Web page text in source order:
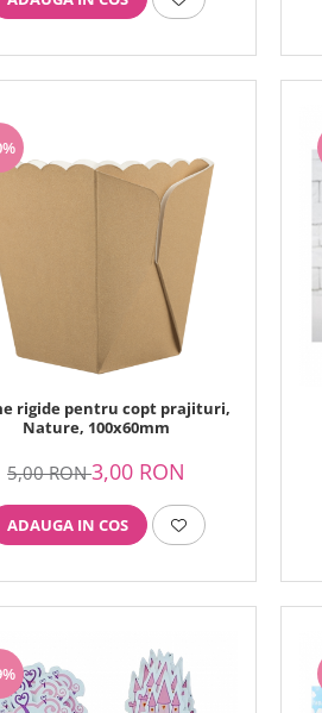
rigide pentru copt prajituri,
Nature, 100x60mm
5,00 RON3,00 RON
ADAUGA IN COS